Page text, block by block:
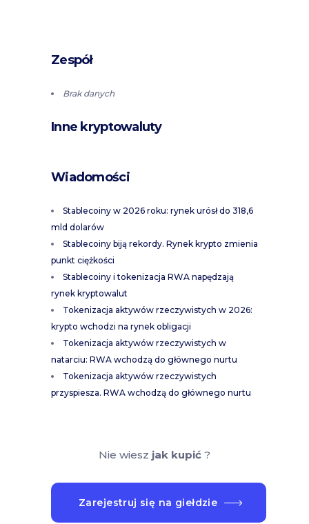
Zespół
Brak danych
Inne kryptowaluty
Wiadomości
Stablecoiny w 2026 roku: rynek urósł do 318,6
mld dolarów
Stablecoiny biją rekordy. Rynek krypto zmienia
punkt ciężkości
Stablecoiny i tokenizacja RWA napędzają
rynek kryptowalut
Tokenizacja aktywów rzeczywistych w 2026:
krypto wchodzi na rynek obligacji
Tokenizacja aktywów rzeczywistych w
natarciu: RWA wchodzą do głównego nurtu
Tokenizacja aktywów rzeczywistych
przyspiesza. RWA wchodzą do głównego nurtu
Nie wiesz jak kupić?
Zarejestruj się na giełdzie